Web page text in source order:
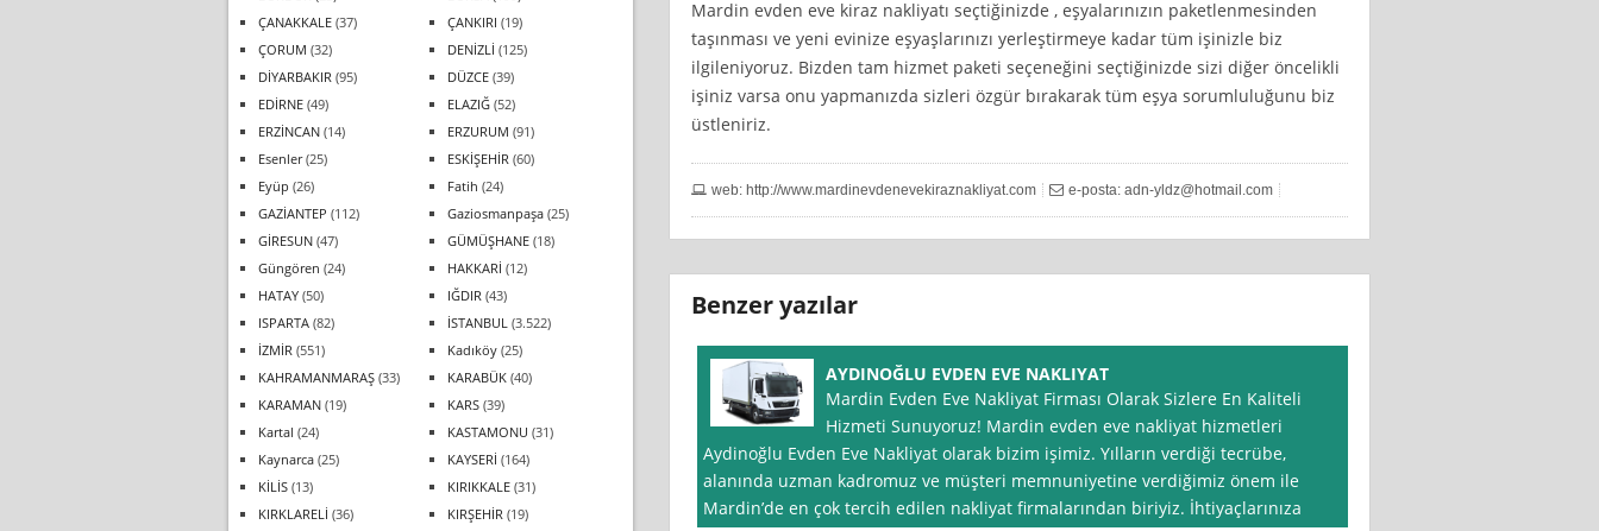
Mardin evden eve kiraz nakliyatı seçtiğinizde , eşyalarınızın paketlenmesinden
taşınması ve yeni evinize eşyaşlarınızı yerleştirmeye kadar tüm işinizle biz
ilgileniyoruz. Bizden tam hizmet paketi seçeneğini seçtiğinizde sizi diğer öncelikli
işiniz varsa onu yapmanızda sizleri özgür bırakarak tüm eşya sorumluluğunu biz
üstleniriz.
web: http://www.mardinevdenevekiraznakliyat.com e-posta: adn-yldz@hotmail.com
Benzer yazılar
AYDINOĞLU EVDEN EVE NAKLIYAT
Mardin Evden Eve Nakliyat Firması Olarak Sizlere En Kaliteli
Hizmeti Sunuyoruz! Mardin evden eve nakliyat hizmetleri
Aydinoğlu Evden Eve Nakliyat olarak bizim işimiz. Yılların verdiği tecrübe,
alanında uzman kadromuz ve müşteri memnuniyetine verdiğimiz önem ile
Mardin’de en çok tercih edilen nakliyat firmalarından biriyiz. İhtiyaçlarınıza
ÇANAKKALE (37) ÇANKIRI (19)
ÇORUM (32) DENİZLİ (125)
DİYARBAKIR (95) DÜZCE (39)
EDİRNE (49) ELAZIĞ (52)
ERZİNCAN (14) ERZURUM (91)
Esenler(25) ESKİŞEHİR (60)
Eyüp (26) Fatih (24)
GAZİANTEP (112) Gaziosmanpaşa (25)
GİRESUN (47) GÜMÜŞHANE (18)
Güngören (24) HAKKARİ (12)
HATAY (50) IĞDIR (43)
ISPARTA (82) İSTANBUL (3.522)
İZMİR (551) Kadıköy (25)
KAHRAMANMARAŞ (33) KARABÜK (40)
KARAMAN (19) KARS (39)
Kartal (24) KASTAMONU (31)
Kaynarca (25) KAYSERİ (164)
KİLİS (13) KIRIKKALE (31)
KIRKLARELİ (36) KIRŞEHİR (19)